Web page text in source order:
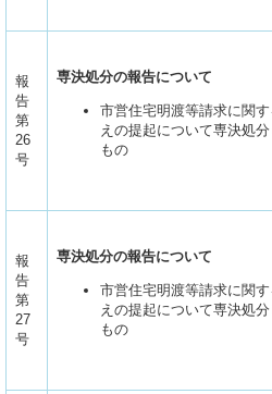
報
告
第
26
号
専決処分の報告について
市営住宅明渡等請求に関
えの提起について専決処
もの
報
告
第
27
号
専決処分の報告について
市営住宅明渡等請求に関
えの提起について専決処
もの